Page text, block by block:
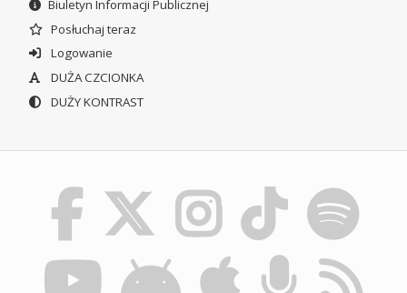
Biuletyn Informacji Publicznej
Posłuchaj teraz
Logowanie
DUŻA CZCIONKA
DUŻY KONTRAST